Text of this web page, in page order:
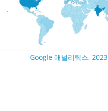
Google 애널리틱스, 2023